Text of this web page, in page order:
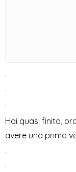
.
.
.
Hai quasi finito,
avere una prima
.
.